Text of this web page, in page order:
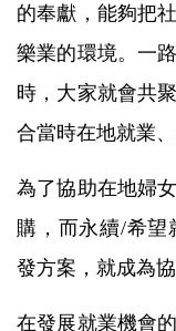
的奉獻，能夠把
樂業的環境。一
時，大家就會共
合當時在地就業
為了協助在地婦
購，而永續/希望
發方案，就成為
在發展就業機會